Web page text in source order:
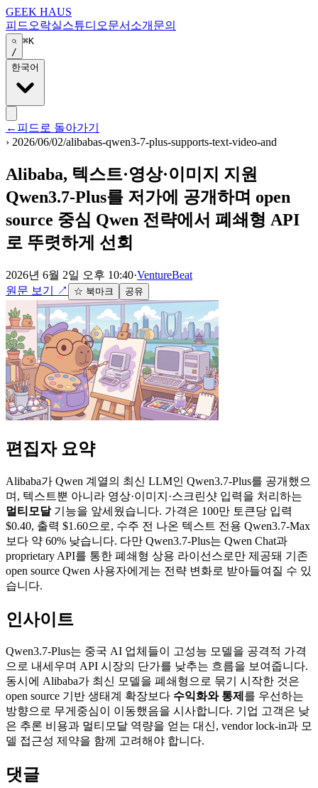
GEEK HAUS
피드 오락실스튜디오문서 소개 문의
/
⌘K
한국어
← 피드로 돌아가기
› 2026/06/02/alibabas-qwen3-7-plus-supports-text-video-and
Alibaba, 텍스트·영상·이미지 지원
Qwen3.7-Plus를 저가에 공개하며 open
source 중심 Qwen 전략에서 폐쇄형 API
로 뚜렷하게 선회
2026년 6월 2일 오후 10:40·VentureBeat
원문 보기
↗ ☆ 북마크 공유
편집자 요약
Alibaba가 Qwen 계열의 최신 LLM인 Qwen3.7-Plus를 공개했으
며, 텍스트뿐 아니라 영상·이미지·스크린샷 입력을 처리하는
멀티모달기능을 앞세웠습니다. 가격은 100만 토큰당 입력
$0.40, 출력 $1.60으로, 수주 전 나온 텍스트 전용 Qwen3.7-Max
보다 약 60% 낮습니다. 다만 Qwen3.7-Plus는 Qwen Chat과
proprietary API를 통한 폐쇄형 상용 라이선스로만 제공돼 기존
open source Qwen 사용자에게는 전략 변화로 받아들여질 수 있
습니다.
인사이트
Qwen3.7-Plus는 중국 AI 업체들이 고성능 모델을 공격적 가격
으로 내세우며 API 시장의 단가를 낮추는 흐름을 보여줍니다.
동시에 Alibaba가 최신 모델을 폐쇄형으로 묶기 시작한 것은
open source 기반 생태계 확장보다 수익화와 통제 를 우선하는
방향으로 무게중심이 이동했음을 시사합니다. 기업 고객은 낮
은 추론 비용과 멀티모달 역량을 얻는 대신, vendor lock-in과 모
델 접근성 제약을 함께 고려해야 합니다.
댓글